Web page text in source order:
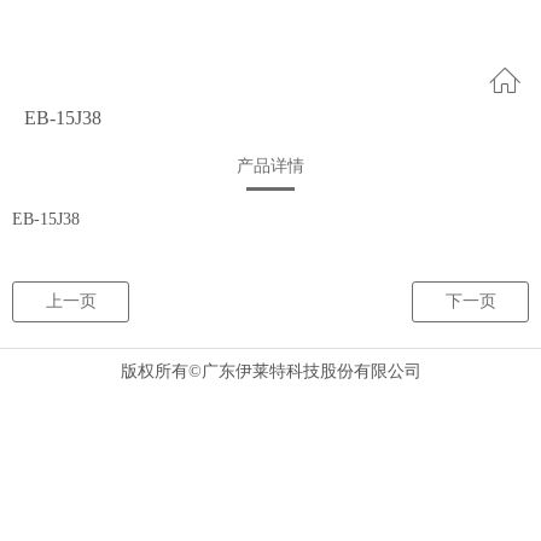
EB-15J38
产品详情
EB-15J38
上一页 下一页
版权所有©广东伊莱特科技股份有限公司